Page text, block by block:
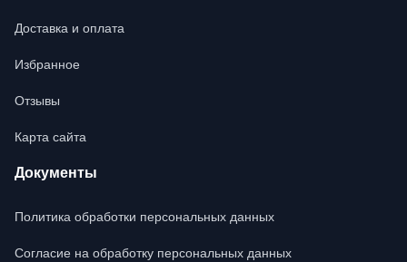
Доставка и оплата
Избранное
Отзывы
Карта сайта
Документы
Политика обработки персональных данных
Согласие на обработку персональных данных